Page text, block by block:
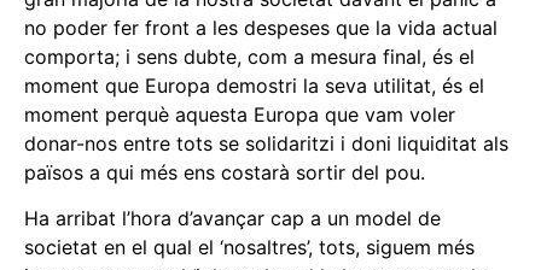
no poder fer front a les despeses que la vida actual
comporta; i sens dubte, com a mesura final, és el
moment que Europa demostri la seva utilitat, és el
moment perquè aquesta Europa que vam voler
donar-nos entre tots se solidaritzi i doni liquiditat als
països a qui més ens costarà sortir del pou.
Ha arribat l’hora d’avançar cap a un model de
societat en el qual el ‘nosaltres’, tots, siguem més